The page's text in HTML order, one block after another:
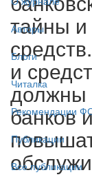
Авторы
Блоги
Читалка
Рекомендации
Публикации
Все публикации
тайны
и
должны
банков